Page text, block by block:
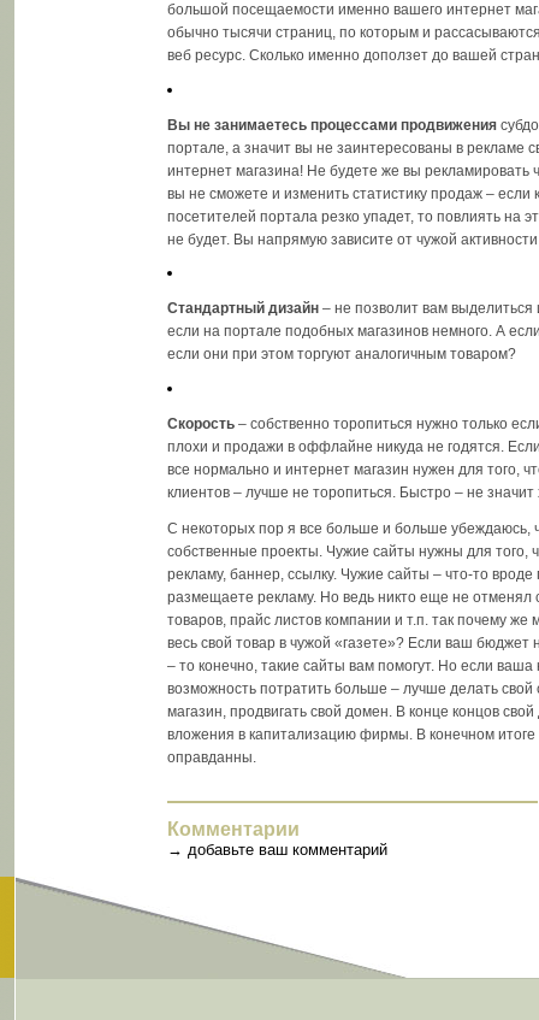
большой посещаемости именно вашего интернет
обычно тысячи страниц, по которым и
веб ресурс. Сколько именно доползет до вашей
Вы не занимаетесь процессами продвижения
портале, а значит вы не заинтересованы в рекламе
интернет магазина! Не будете же вы рекламировать
вы не сможете и изменить статистику продаж – если
посетителей портала резко упадет, то повлиять на
не будет. Вы напрямую зависите от чужой
Стандартный дизайн – не позволит вам
если на портале подобных магазинов немного. А
если они при этом торгуют аналогичным товаром?
Скорость – собственно торопиться нужно только
плохи и продажи в оффлайне никуда не годятся.
все нормально и интернет магазин нужен для того,
клиентов – лучше не торопиться. Быстро – не
С некоторых пор я все больше и больше убеждаюсь,
собственные проекты. Чужие сайты нужны для того,
рекламу, баннер, ссылку. Чужие сайты – что-то вроде
размещаете рекламу. Но ведь никто еще не отменял
товаров, прайс листов компании и т.п. так почему
весь свой товар в чужой «газете»? Если ваш бюджет
– то конечно, такие сайты вам помогут. Но если
возможность потратить больше – лучше делать свой
магазин, продвигать свой домен. В конце концов
вложения в капитализацию фирмы. В конечном итоге
оправданны.
Комментарии
→ добавьте ваш комментарий